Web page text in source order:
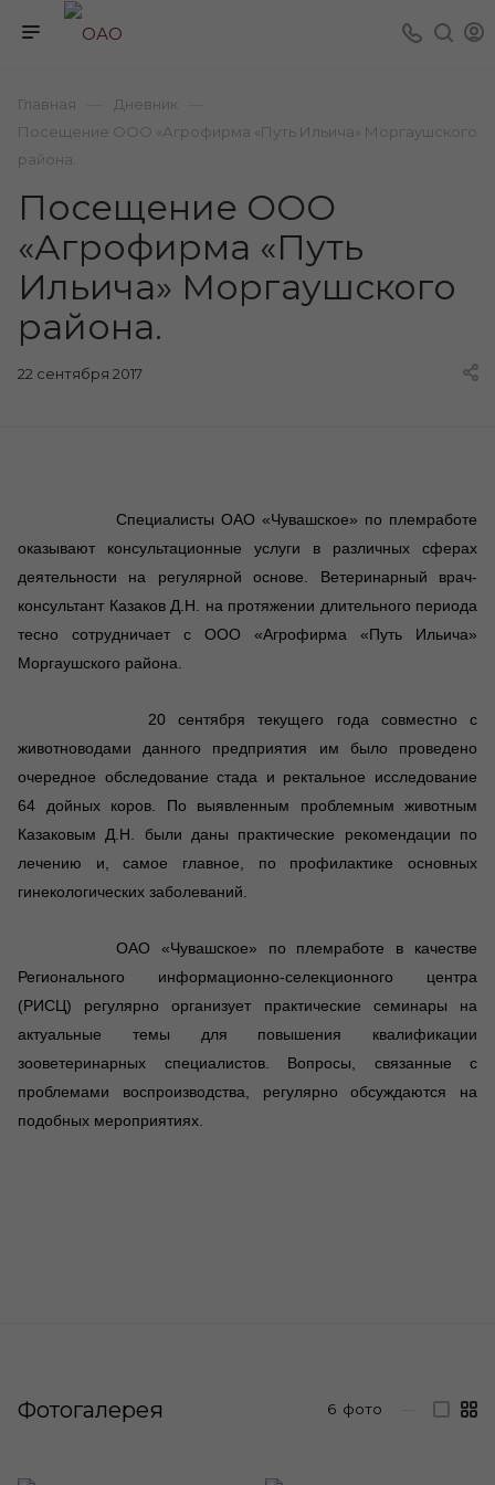
Главная Дневник
Посещение ООО «Агрофирма «Путь Ильича» Моргаушского
района.
Посещение ООО
«Агрофирма «Путь
Ильича» Моргаушского
района.
22 сентября 2017
Специалисты ОАО «Чувашское» по племработе
оказывают консультационные услуги в различных сферах
деятельности на регулярной основе. Ветеринарный врач-
консультант Казаков Д.Н. на протяжении длительного периода
тесно сотрудничает с ООО «Агрофирма «Путь Ильича»
Моргаушского района.
20 сентября текущего года совместно с
животноводами данного предприятия им было проведено
очередное обследование стада и ректальное исследование
64 дойных коров. По выявленным проблемным животным
Казаковым Д.Н. были даны практические рекомендации по
лечению и, самое главное, по профилактике основных
гинекологических заболеваний.
ОАО «Чувашское» по племработе в качестве
Регионального информационно-селекционного центра
(РИСЦ) регулярно организует практические семинары на
актуальные темы для повышения квалификации
зооветеринарных специалистов. Вопросы, связанные с
проблемами воспроизводства, регулярно обсуждаются на
подобных мероприятиях.
Фотогалерея 6 фото